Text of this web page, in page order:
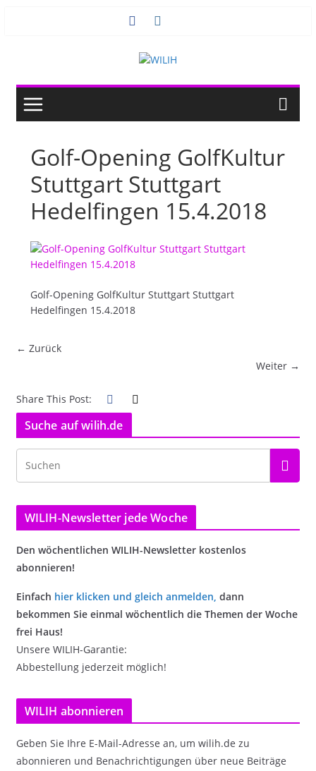
Golf-Opening GolfKultur
Stuttgart Stuttgart
Hedelfingen 15.4.2018
Golf-Opening GolfKultur Stuttgart Stuttgart
Hedelfingen 15.4.2018
← Zurück
Weiter →
Share This Post:
Suche auf wilih.de
WILIH-Newsletter jede Woche
Den wöchentlichen WILIH-Newsletter kostenlos
abonnieren!
Einfach hier klicken und gleich anmelden, dann
bekommen Sie einmal wöchentlich die Themen der Woche
frei Haus!
Unsere WILIH-Garantie:
Abbestellung jederzeit möglich!
WILIH abonnieren
Geben Sie Ihre E-Mail-Adresse an, um wilih.de zu
abonnieren und Benachrichtigungen über neue Beiträge